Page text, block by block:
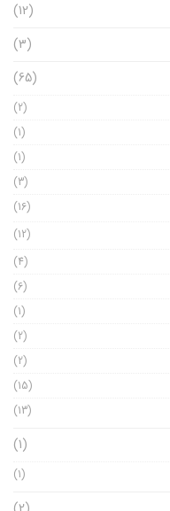
(12)
(3)
(65)
(2)
(1)
(1)
(3)
(16)
(12)
(4)
(6)
(1)
(2)
(2)
(15)
(13)
(1)
(1)